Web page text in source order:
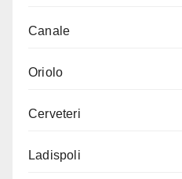
Canale
Oriolo
Cerveteri
Ladispoli